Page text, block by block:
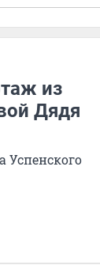
из
Дядя
Успенского